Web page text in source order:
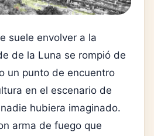
suele envolver a la
de la Luna se rompió de
un punto de encuentro
en el escenario de
hubiera imaginado.
arma de fuego que